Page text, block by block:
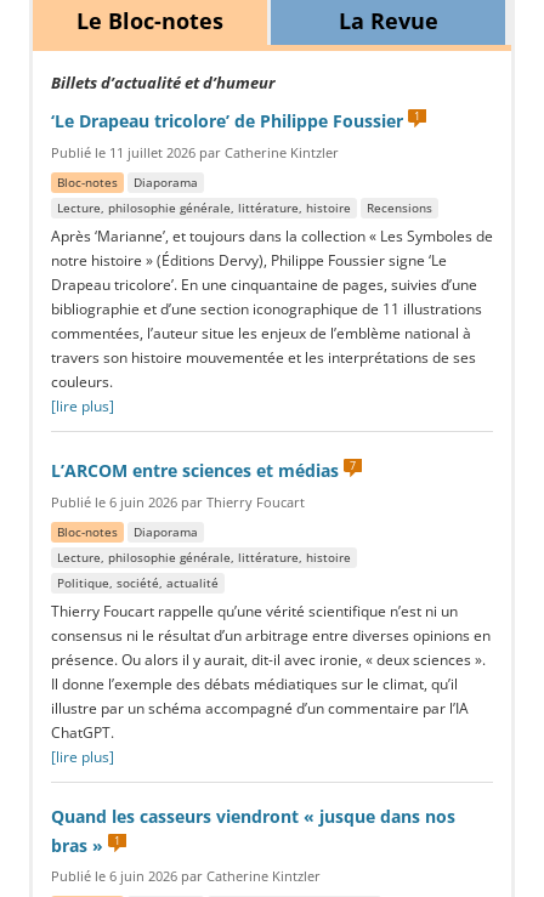
Le Bloc-notes La Revue
Billets d’actualité et d’humeur
‘Le Drapeau tricolore’ de Philippe Foussier 1
Publié le 11 juillet 2026 par Catherine Kintzler
Bloc-notes
Diaporama
Lecture, philosophie générale, littérature, histoire
Recensions
Après ‘Marianne’, et toujours dans la collection « Les Symboles de
notre histoire » (Éditions Dervy), Philippe Foussier signe ‘Le
Drapeau tricolore’. En une cinquantaine de pages, suivies d’une
bibliographie et d’une section iconographique de 11 illustrations
commentées, l’auteur situe les enjeux de l’emblème national à
travers son histoire mouvementée et les interprétations de ses
couleurs.
[lire plus]
L’ARCOM entre sciences et médias 7
Publié le 6 juin 2026 par Thierry Foucart
Bloc-notes
Diaporama
Lecture, philosophie générale, littérature, histoire
Politique, société, actualité
Thierry Foucart rappelle qu’une vérité scientifique n’est ni un
consensus ni le résultat d’un arbitrage entre diverses opinions en
présence. Ou alors il y aurait, dit-il avec ironie, « deux sciences ».
Il donne l’exemple des débats médiatiques sur le climat, qu’il
illustre par un schéma accompagné d’un commentaire par l’IA
ChatGPT.
[lire plus]
Quand les casseurs viendront « jusque dans nos
bras »
1
Publié le 6 juin 2026 par Catherine Kintzler